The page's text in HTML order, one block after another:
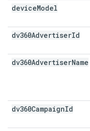
deviceModel
dv360AdvertiserId
dv360AdvertiserName
dv360CampaignId